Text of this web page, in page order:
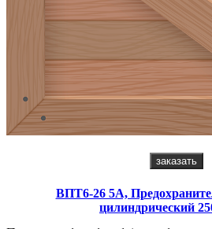
заказать
ВПТ6-26 5А,
цилиндрический